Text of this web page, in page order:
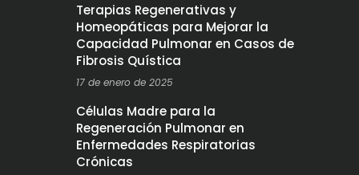
Terapias Regenerativas y
Homeopáticas para Mejorar la
Capacidad Pulmonar en Casos de
Fibrosis Quística
17 de enero de 2025
Células Madre para la
Regeneración Pulmonar en
Enfermedades Respiratorias
Crónicas